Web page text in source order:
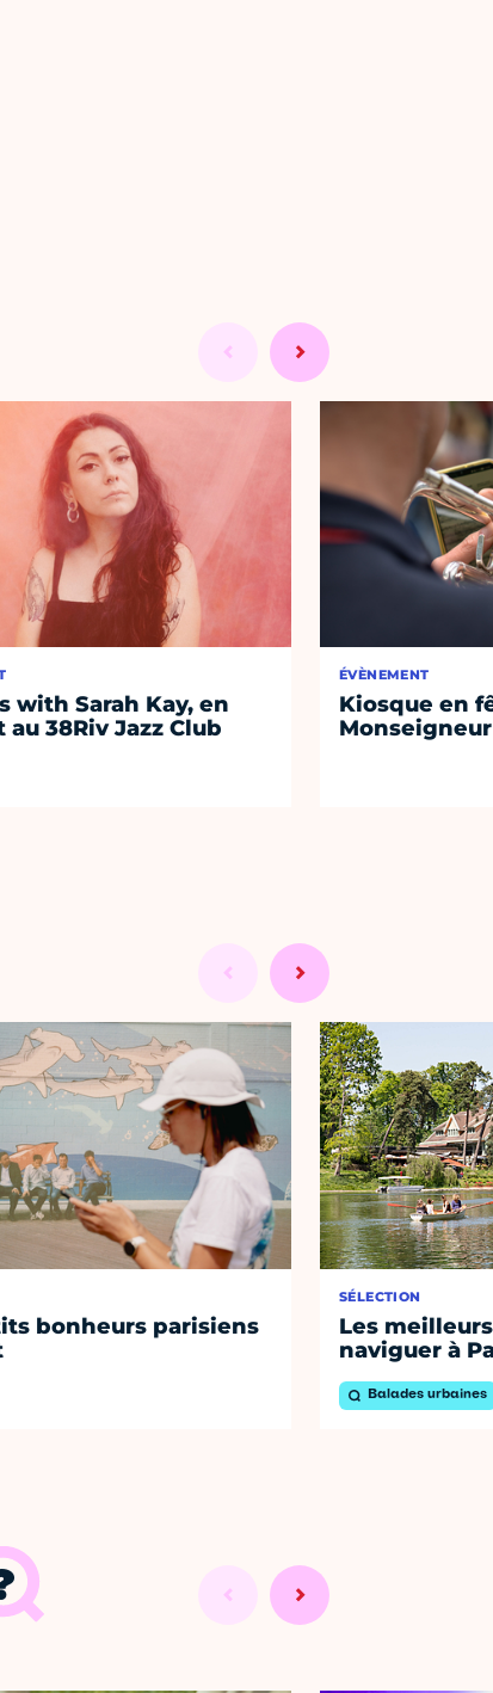
with Sarah Kay, en
38Riv Jazz Club
ÉVÈNEMENT
Kiosque en
bonheurs parisiens
SÉLECTION
Les
naviguer à
Balades urbaines